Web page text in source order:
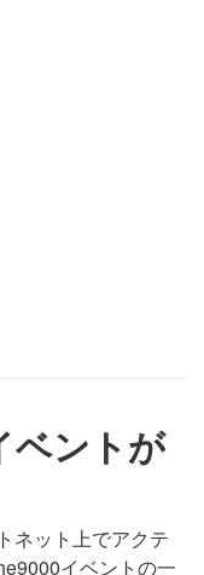
ベントが
ネット上でアクテ
イベントの一